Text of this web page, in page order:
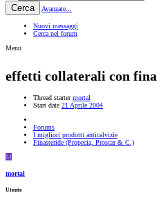
Cerca Avanzate...
Nuovi messaggi
Cerca nel forum
Menu
effetti collaterali con fina
Thread starter mortal
Start date 21 Aprile 2004
Forums
I migliori prodotti anticalvizie
Finasteride (Propecia, Proscar & C.)
M
mortal
Utente